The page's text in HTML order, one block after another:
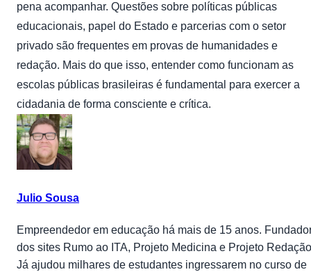
pena acompanhar. Questões sobre políticas públicas
educacionais, papel do Estado e parcerias com o setor
privado são frequentes em provas de humanidades e
redação. Mais do que isso, entender como funcionam as
escolas públicas brasileiras é fundamental para exercer a
cidadania de forma consciente e crítica.
Julio Sousa
Empreendedor em educação há mais de 15 anos.
dos sites Rumo ao ITA, Projeto Medicina e Projeto
Já ajudou milhares de estudantes ingressarem no curso de